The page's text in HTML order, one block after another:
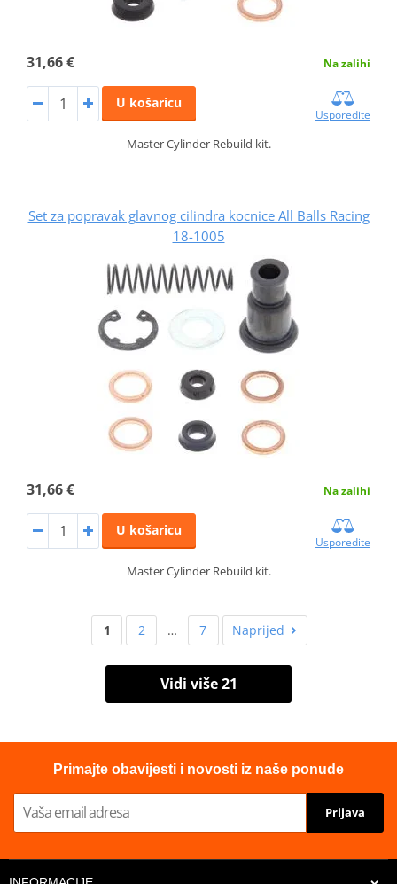
31,66 € Na zalihi
U košaricu
Usporedite
Master Cylinder Rebuild kit.
Set za popravak glavnog cilindra kocnice All Balls Racing
18-1005
31,66 € Na zalihi
U košaricu
Usporedite
Master Cylinder Rebuild kit.
1 2 … 7 Naprijed
Vidi više 21
Primajte obavijesti i novosti iz naše ponude
Prijava